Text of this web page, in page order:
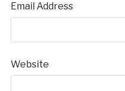
Email Address
Website